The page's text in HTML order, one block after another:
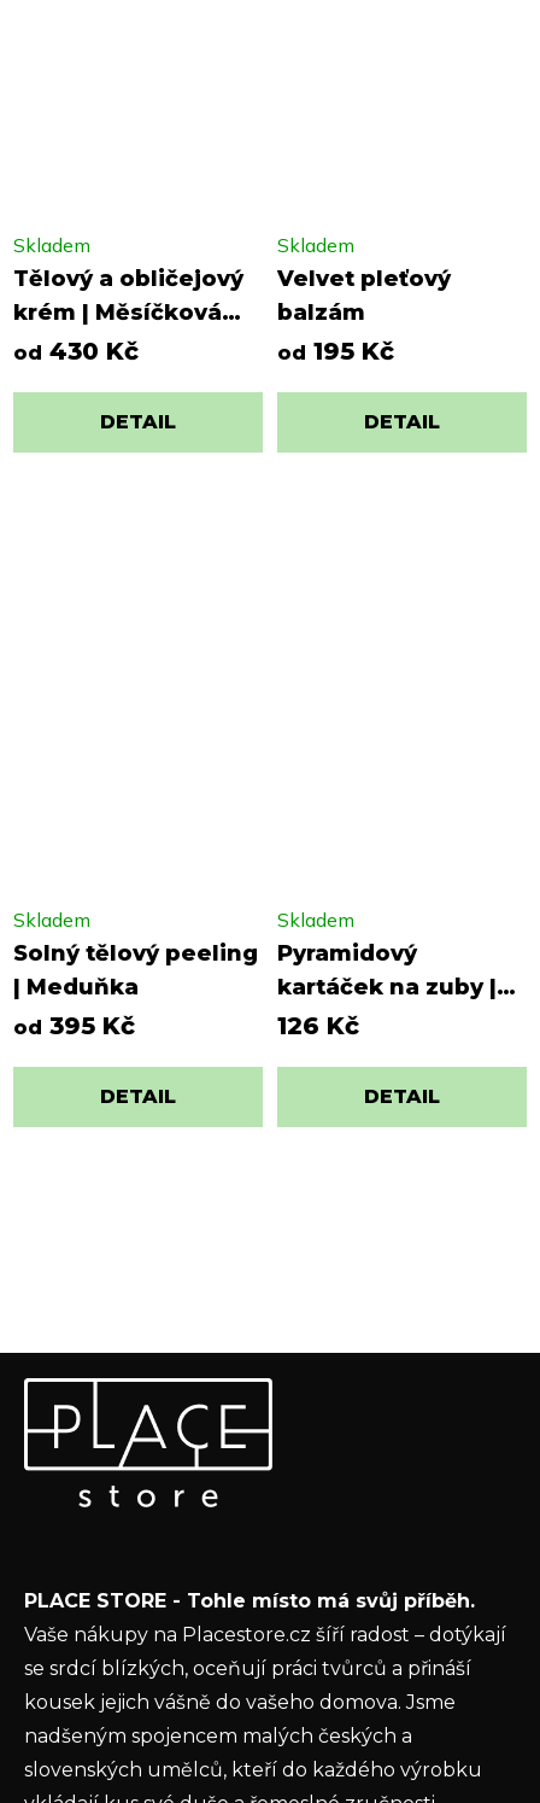
Tělový a obličejový
krém | Měsíčková
péče
Skladem
od 430 Kč
DETAIL
Velvet pleťový
balzám
Skladem
od 195 Kč
DETAIL
Solný tělový peeling
| Meduňka
Skladem
od 395 Kč
DETAIL
Pyramidový
kartáček na zuby |
STANDART 170
Skladem
126 Kč
DETAIL
Odebírat newsletter
Vložte svůj e-mail a my vám budeme zasílat informace o
nových produktech na našem e-shopu.
ochrany osobních údajů
PŘIHLÁSIT SE
PLACE STORE - Tohle místo má svůj příběh.
Vaše nákupy na Placestore.cz šíří radost – dotýkají
se srdcí blízkých, oceňují práci tvůrců a přináší
kousek jejich vášně do vašeho domova. Jsme
nadšeným spojencem malých českých a
slovenských umělců, kteří do každého výrobku